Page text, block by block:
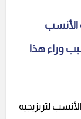
الأنسب
وراء هذا
لتريزيجيه